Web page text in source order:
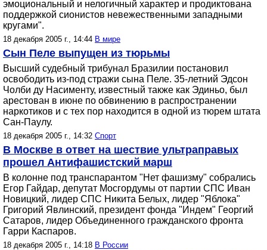
эмоциональный и нелогичный характер и продиктована
поддержкой сионистов невежественными западными
кругами".
18 декабря 2005 г., 14:44 В мире
Сын Пеле выпущен из тюрьмы
Высший судебный трибунал Бразилии постановил
освободить из-под стражи сына Пеле. 35-летний Эдсон
Чолби ду Насименту, известный также как Эдиньо, был
арестован в июне по обвинению в распространении
наркотиков и с тех пор находится в одной из тюрем штата
Сан-Паулу.
18 декабря 2005 г., 14:32 Спорт
В Москве в ответ на шествие ультраправых
прошел Антифашистский марш
В колонне под транспарантом "Нет фашизму" собрались
Егор Гайдар, депутат Мосгордумы от партии СПС Иван
Новицкий, лидер СПС Никита Белых, лидер "Яблока"
Григорий Явлинский, президент фонда "Индем" Георгий
Сатаров, лидер Объединенного гражданского фронта
Гарри Каспаров.
18 декабря 2005 г., 14:18 В России